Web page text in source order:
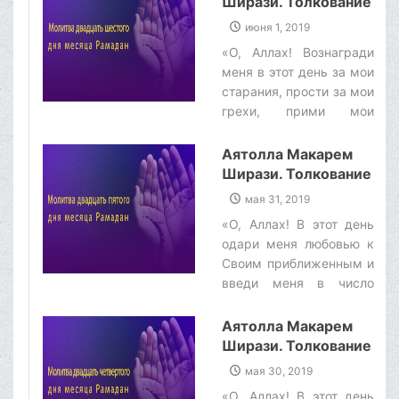
мои извинения, удали от
меня грехи и их
последствия, о,
Благосклонный к Своим
праведным рабам!»‌
молитвы двадцать
Рамадан
июня 1, 2019
«О, Аллах! Вознагради
меня в этот день за мои
старания, прости за мои
грехи, прими мои
недостатки мои, о,
самый слышащий из
слышащих!»‌
Аятолла Макарем
Ширази. Толкование
молитвы двадцать
Рамадан
мая 31, 2019
«О, Аллах! В этот день
одари меня любовью к
Своим приближенным и
введи меня в число
Твоими. Помоги мне
следовать сунне
Последнего из Твоих
Пророков, о, защитник
Аятолла Макарем
Ширази. Толкование
молитвы двадцать
мая 30, 2019
«О, Аллах! В этот день